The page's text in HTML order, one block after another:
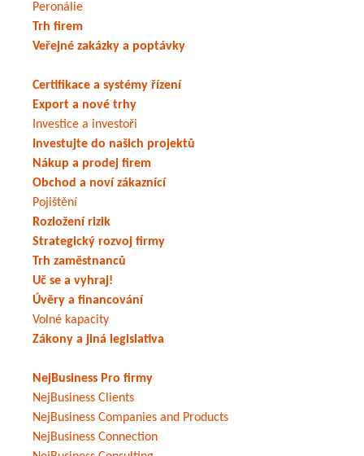
Peronálie
Trh firem
Veřejné zakázky a poptávky
Certifikace a systémy řízení
Export a nové trhy
Investice a investoři
Investujte do našich projektů
Nákup a prodej firem
Obchod a noví zákaznící
Pojištění
Rozložení rizik
Strategický rozvoj firmy
Trh zaměstnanců
Uč se a vyhraj!
Úvěry a financování
Volné kapacity
Zákony a jiná legislativa
NejBusiness Pro firmy
NejBusiness Clients
NejBusiness Companies and Products
NejBusiness Connection